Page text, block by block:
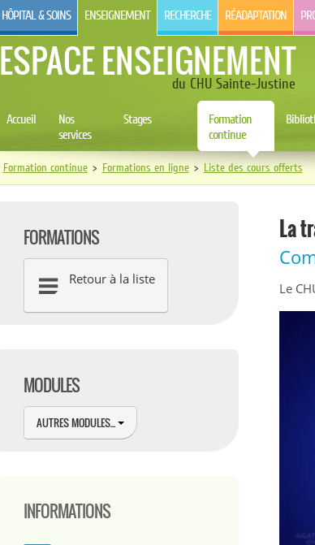
HÔPITAL & SOINS ENSEIGNEMENT RECHERCHE RÉADAPTATION
ESPACE ENSEIGNEMENT
du CHU Sainte-Justine
Accueil
Nos
services
Stages
Formation
continue
Formation continue > Formations en ligne > Liste des cours offerts
FORMATIONS
Retour à la liste
MODULES
AUTRES MODULES...
INFORMATIONS
La
Le